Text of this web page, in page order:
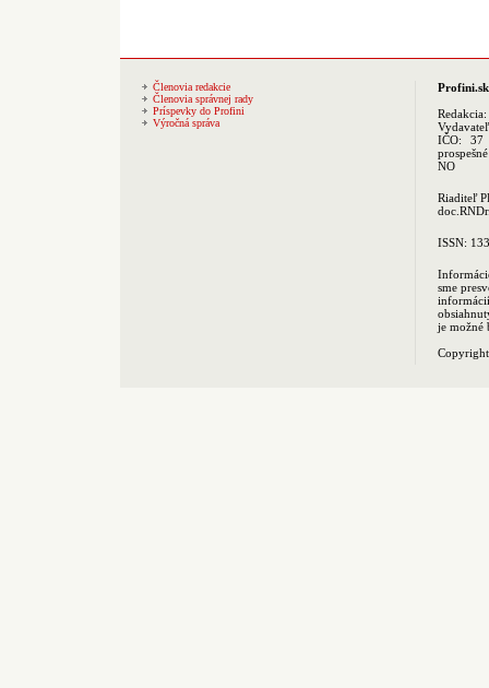
Členovia redakcie
Členovia správnej rady
Príspevky do Profini
Výročná správa
Profini.sk
Redakcia:
IČO: 37
NO
Riaditeľ
ISSN:
sme
je možné